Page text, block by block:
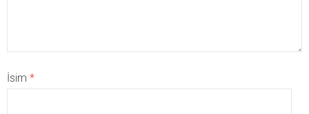
İsim *